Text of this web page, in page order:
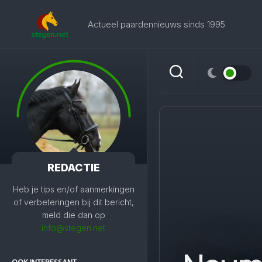
Actueel paardennieuws sinds 1995
REDACTIE
Heb je tips en/of aanmerkingen
of verbeteringen bij dit bericht,
meld die dan op
info@stegen.net